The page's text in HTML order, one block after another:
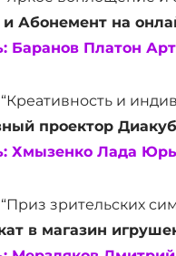
Абонемент на
Баранов Платон
и
проектор
Хмызенко Лада
зрительских
в магазин